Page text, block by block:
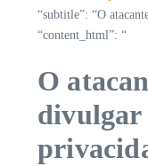
“subtitle”: “O
“content_html”: “
O
divulgar